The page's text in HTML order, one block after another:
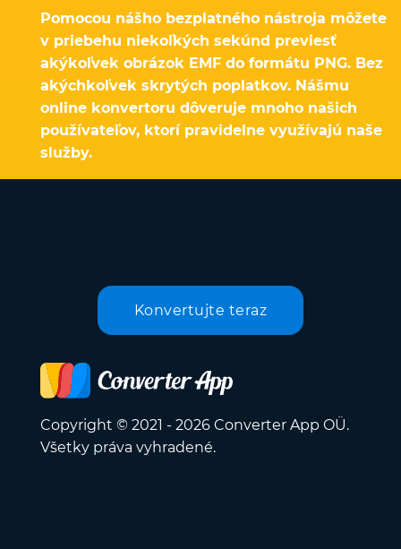
Pomocou nášho bezplatného nástroja môžete
v priebehu niekoľkých sekúnd previesť
akýkoľvek obrázok EMF do formátu PNG. Bez
akýchkoľvek skrytých poplatkov. Nášmu
online konvertoru dôveruje mnoho našich
používateľov, ktorí pravidelne využívajú naše
služby.
Konvertujte teraz
Copyright © 2021 - 2026 Converter App OÜ.
Všetky práva vyhradené.